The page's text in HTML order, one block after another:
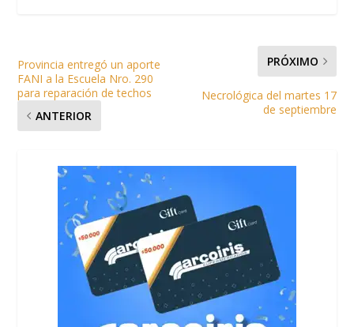
Provincia entregó un aporte
FANI a la Escuela Nro. 290
para reparación de techos
ANTERIOR
PRÓXIMO
Necrológica del martes 17
de septiembre